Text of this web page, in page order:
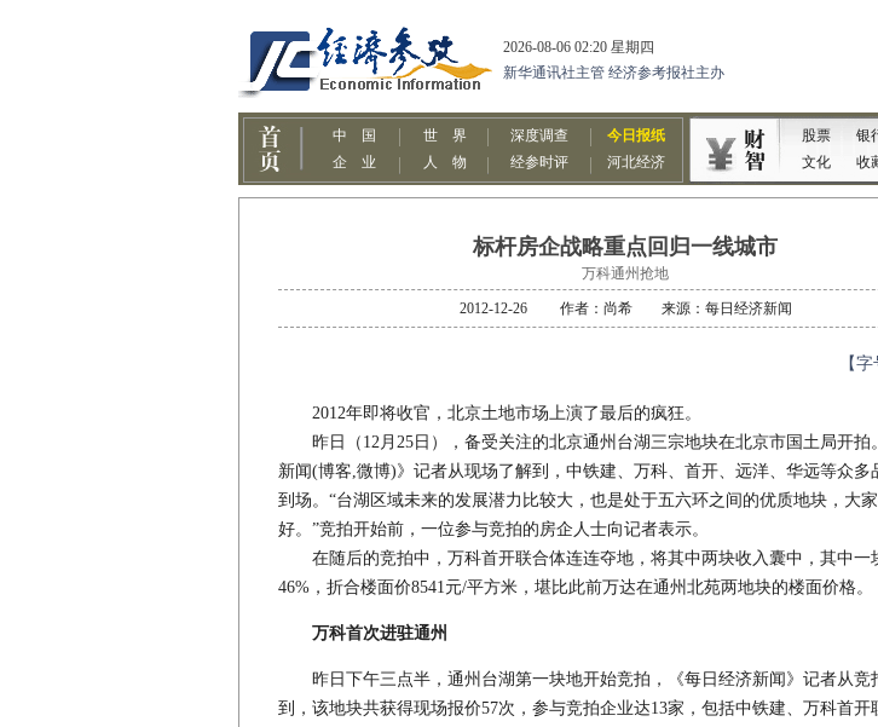
标杆房企战略重点回归一线城市
万科通州抢地
2012-12-26 作者：尚希 来源：每日经济新闻
【
2012年即将收官，北京土地市场上演了最后的疯狂。
昨日（12月25日），备受关注的北京通州台湖三宗地块在北京市国土局开拍
新闻(博客,微博)》记者从现场了解到，中铁建、万科、首开、远洋、华远等众多
到场。“台湖区域未来的发展潜力比较大，也是处于五六环之间的优质地块，大
好。”竞拍开始前，一位参与竞拍的房企人士向记者表示。
在随后的竞拍中，万科首开联合体连连夺地，将其中两块收入囊中，其中一
46%，折合楼面价8541元/平方米，堪比此前万达在通州北苑两地块的楼面价格。
万科首次进驻通州
昨日下午三点半，通州台湖第一块地开始竞拍，《每日经济新闻》记者从竞
到，该地块共获得现场报价57次，参与竞拍企业达13家，包括中铁建、万科首开